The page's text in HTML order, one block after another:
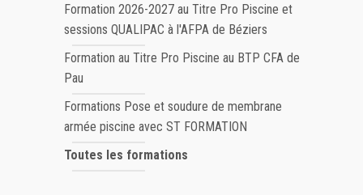
Formation 2026-2027 au Titre Pro Piscine et
sessions QUALIPAC à l'AFPA de Béziers
Formation au Titre Pro Piscine au BTP CFA de
Pau
Formations Pose et soudure de membrane
armée piscine avec ST FORMATION
Toutes les formations